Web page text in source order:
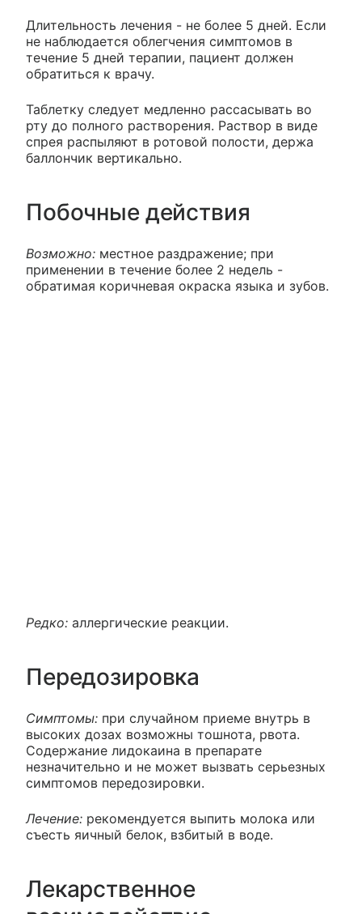
Длительность лечения - не более 5 дней. Если
не наблюдается облегчения симптомов в
течение 5 дней терапии, пациент должен
обратиться к врачу.
Таблетку следует медленно рассасывать во
рту до полного растворения. Раствор в виде
спрея распыляют в ротовой полости, держа
баллончик вертикально.
Побочные действия
Возможно: местное раздражение; при
применении в течение более 2 недель -
обратимая коричневая окраска языка и зубов.
Редко: аллергические реакции.
Передозировка
Симптомы: при случайном приеме внутрь в
высоких дозах возможны тошнота, рвота.
Содержание лидокаина в препарате
незначительно и не может вызвать серьезных
симптомов передозировки.
Лечение: рекомендуется выпить молока или
съесть яичный белок, взбитый в воде.
Лекарственное